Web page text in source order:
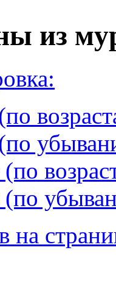
из
(по
(по
на